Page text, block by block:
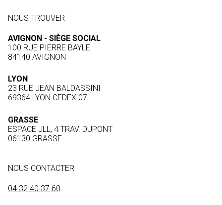
NOUS TROUVER
AVIGNON - SIÈGE SOCIAL
100 RUE PIERRE BAYLE
84140 AVIGNON
LYON
23 RUE JEAN BALDASSINI
69364 LYON CEDEX 07
GRASSE
ESPACE JLL, 4 TRAV. DUPONT
06130 GRASSE
NOUS CONTACTER
04 32 40 37 60